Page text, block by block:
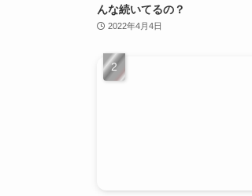
んな続いてるの？
2022年4月4日